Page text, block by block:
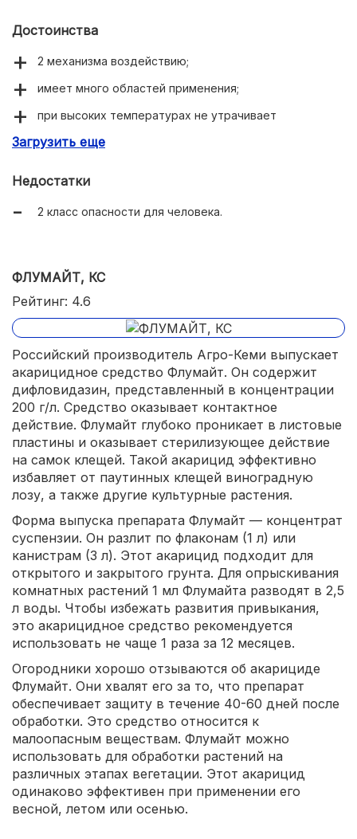
Достоинства
2 механизма воздействию;
имеет много областей применения;
при высоких температурах не утрачивает
Загрузить еще
Недостатки
2 класс опасности для человека.
ФЛУМАЙТ, КС
Рейтинг: 4.6
Российский производитель Агро-Кеми выпускает
акарицидное средство Флумайт. Он содержит
дифловидазин, представленный в концентрации
200 г/л. Средство оказывает контактное
действие. Флумайт глубоко проникает в листовые
пластины и оказывает стерилизующее действие
на самок клещей. Такой акарицид эффективно
избавляет от паутинных клещей виноградную
лозу, а также другие культурные растения.
Форма выпуска препарата Флумайт — концентрат
суспензии. Он разлит по флаконам (1 л) или
канистрам (3 л). Этот акарицид подходит для
открытого и закрытого грунта. Для опрыскивания
комнатных растений 1 мл Флумайта разводят в 2,5
л воды. Чтобы избежать развития привыкания,
это акарицидное средство рекомендуется
использовать не чаще 1 раза за 12 месяцев.
Огородники хорошо отзываются об акарициде
Флумайт. Они хвалят его за то, что препарат
обеспечивает защиту в течение 40-60 дней после
обработки. Это средство относится к
малоопасным веществам. Флумайт можно
использовать для обработки растений на
различных этапах вегетации. Этот акарицид
одинаково эффективен при применении его
весной, летом или осенью.